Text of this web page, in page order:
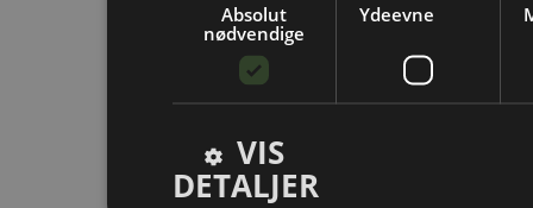
Absolut
nødvendige
Ydeevne
VIS
DETALJER